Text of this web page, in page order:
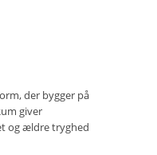
der bygger på
giver
og ældre tryghed